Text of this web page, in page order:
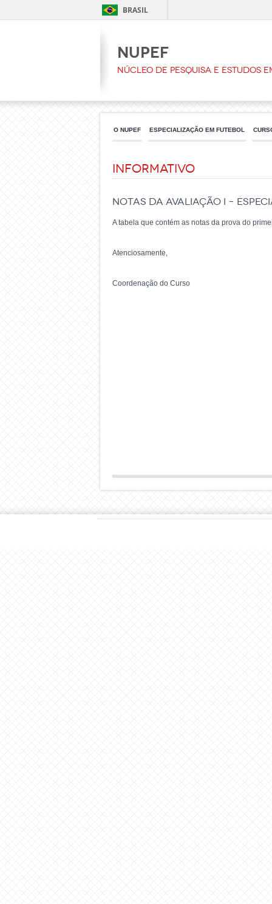
BRASIL
NUPEF
Núcleo de Pesquisa e Estudos
O NUPEF ESPECIALIZAÇÃO EM FUTEBOL
Informativo
Notas da avaliação I –
A tabela que contém as notas da prova do
Atenciosamente,
Coordenação do Curso